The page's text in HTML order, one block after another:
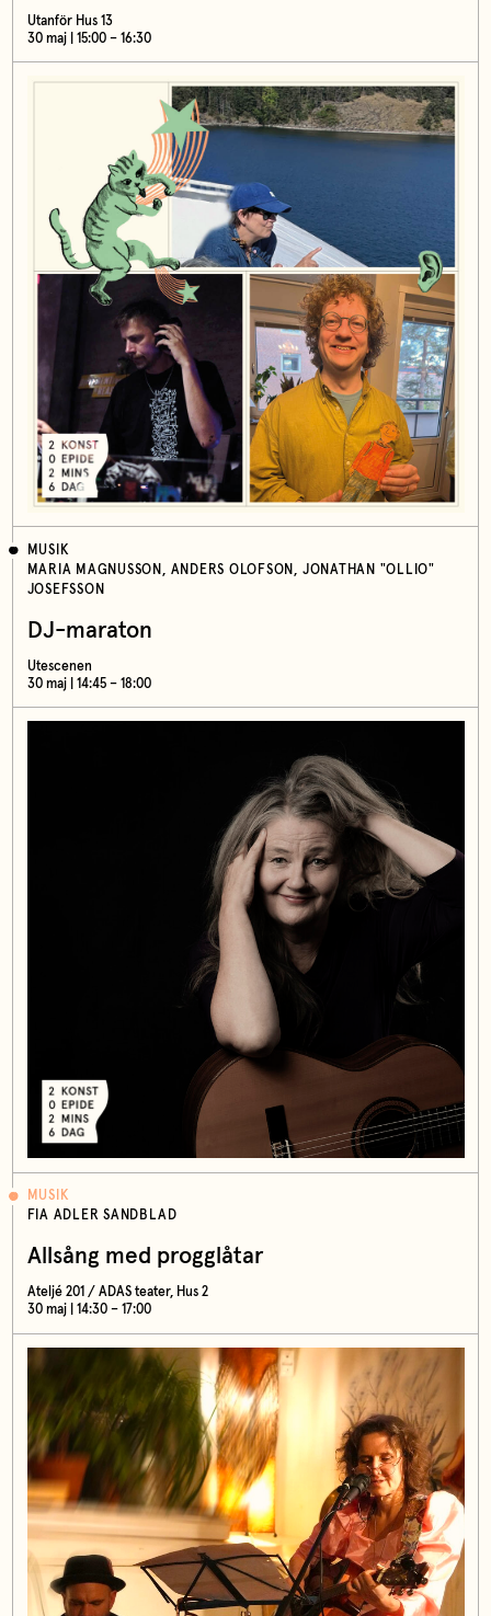
Utanför Hus 13
30 maj | 15:00 – 16:30
MUSIK
MARIA MAGNUSSON, ANDERS OLOFSON, JONATHAN "OLLIO"
JOSEFSSON
DJ-maraton
Utescenen
30 maj | 14:45 – 18:00
MUSIK
FIA ADLER SANDBLAD
Allsång med progglåtar
Ateljé 201 / ADAS teater, Hus 2
30 maj | 14:30 – 17:00